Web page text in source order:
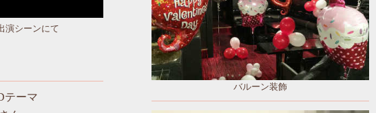
演シーンにて
テーマ
バルーン装飾